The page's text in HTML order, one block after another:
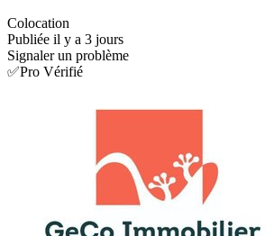
Colocation
Publiée il y a 3 jours
Signaler un problème
✅Pro Vérifié